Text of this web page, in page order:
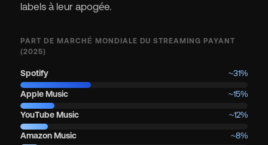
labels à leur apogée.
PART DE MARCHÉ MONDIALE DU STREAMING PAYANT
(2025)
Spotify ~31%
Apple Music ~15%
YouTube Music ~12%
Amazon Music ~8%